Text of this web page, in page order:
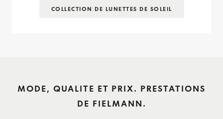
COLLECTION DE LUNETTES DE SOLEIL
MODE, QUALITE ET PRIX. PRESTATIONS
DE FIELMANN.